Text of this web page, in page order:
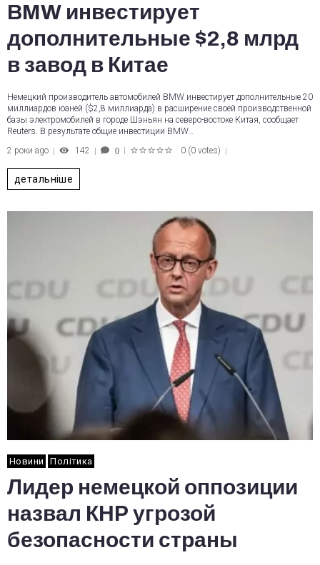
BMW инвестирует
дополнительные $2,8 млрд
в завод в Китае
Немецкий производитель автомобилей BMW инвестирует дополнительные 20
миллиардов юаней ($2,8 миллиарда) в расширение своей производственной
базы электромобилей в городе Шэньян на северо-востоке Китая, сообщает
Reuters. В результате общие инвестиции BMW…
2 роки ago
142 0 0 (0 votes)
детальніше
Новини Політика
Лидер немецкой оппозиции
назвал КНР угрозой
безопасности страны